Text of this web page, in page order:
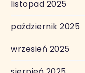
listopad 2025
październik 2025
wrzesień 2025